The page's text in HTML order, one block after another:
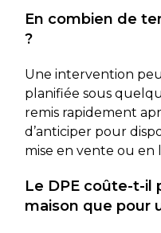
En combien de
?
Une intervention
planifiée sous
remis rapidement
d’anticiper pour
mise en vente ou en
Le DPE coûte-t-il
maison que pour